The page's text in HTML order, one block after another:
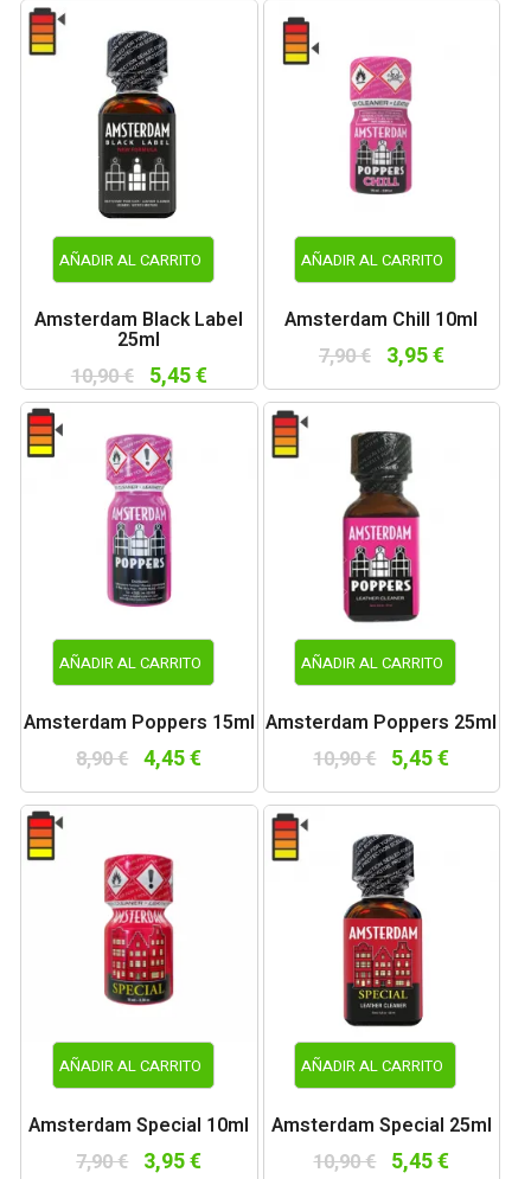
AÑADIR AL CARRITO
Amsterdam Black Label
25ml
10,90 € 5,45 €
AÑADIR AL CARRITO
Amsterdam Chill 10ml
7,90 € 3,95 €
AÑADIR AL CARRITO
Amsterdam Poppers 15ml
8,90 € 4,45 €
AÑADIR AL CARRITO
Amsterdam Poppers 25ml
10,90 € 5,45 €
AÑADIR AL CARRITO
Amsterdam Special 10ml
7,90 € 3,95 €
AÑADIR AL CARRITO
Amsterdam Special 25ml
10,90 € 5,45 €